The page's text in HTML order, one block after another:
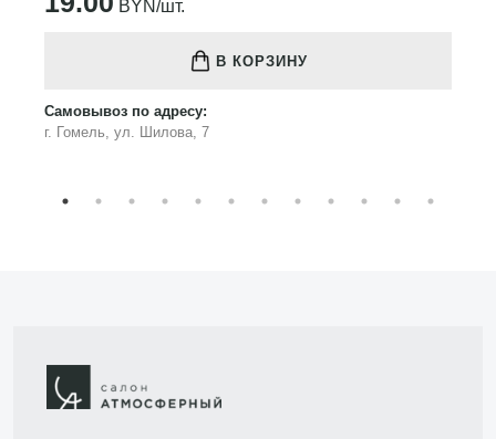
BYN/шт.
В КОРЗИНУ
Самовывоз по адресу:
г. Гомель, ул. Шилова, 7